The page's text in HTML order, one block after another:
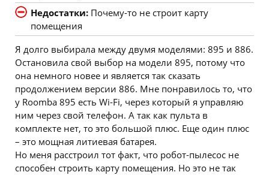
Недостатки: Почему-то не строит карту
помещения
Я долго выбирала между двумя моделями: 895 и 886.
Остановила свой выбор на модели 895, потому что
она немного новее и является так сказать
продолжением версии 886. Мне понравилось то, что
у Roomba 895 есть Wi-Fi, через который я управляю
ним через свой телефон. А так как пульта в
комплекте нет, то это большой плюс. Еще один плюс
– это мощная литиевая батарея.
Но меня расстроил тот факт, что робот-пылесос не
способен строить карту помещения. Но это не так